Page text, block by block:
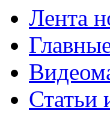
Лента
Статьи